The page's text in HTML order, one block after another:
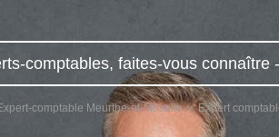
comptables, faites-vous connaître
comptable Meurthe-et-Moselle Expert